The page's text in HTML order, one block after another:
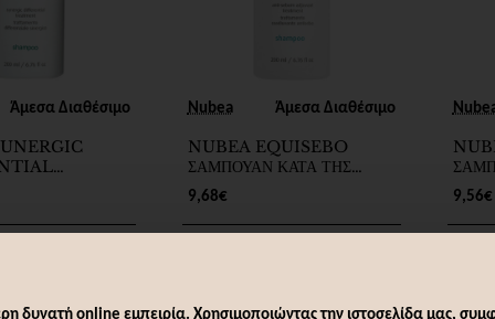
δυνατή online εμπειρία. Χρησιμοποιώντας την ιστοσελίδα μας,
Άμεσα Διαθέσιμο
200ml
Nubea
Άμεσα Διαθέσιμο
NUBEA EQUISEBO
ΣΑΜΠΟΥΑΝ ΚΑΤΑ ΤΗΣ
ΛΙΠΑΡΟΤΗΤΑΣ 200ml
9,68€ 9,56€